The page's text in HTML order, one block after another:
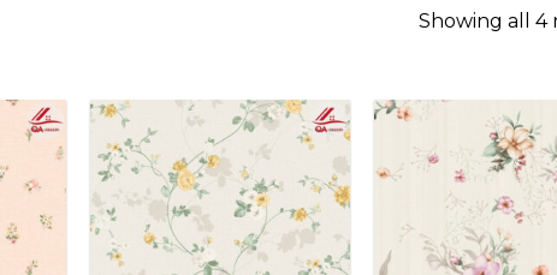
Showing all 4